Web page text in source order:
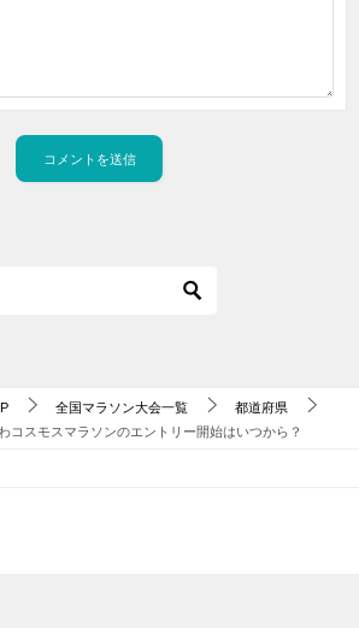
全国マラソン大会一覧
都道府県
コスモスマラソンのエントリー開始はいつから？